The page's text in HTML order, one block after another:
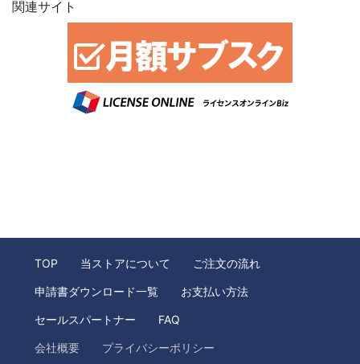
関連サイト
TOP 当ストアについて ご注文の流れ
申請書ダウンロード一覧 お支払い方法
セールスパートナー FAQ
会社概要 プライバシーポリシー